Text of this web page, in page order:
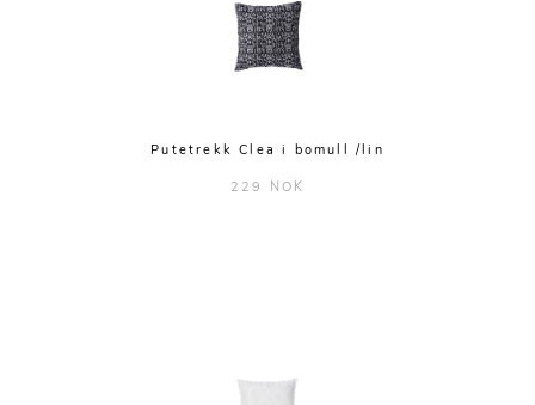
Putetrekk Clea i bomull /lin
229 NOK